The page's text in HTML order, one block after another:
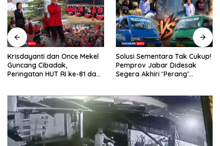
Once Mekel
RI ke-81 dan
Solusi Sementara Tak Cukup!
Pemprov Jabar Didesak
Segera Akhiri ‘Perang’
Hanya
Kertas? Di